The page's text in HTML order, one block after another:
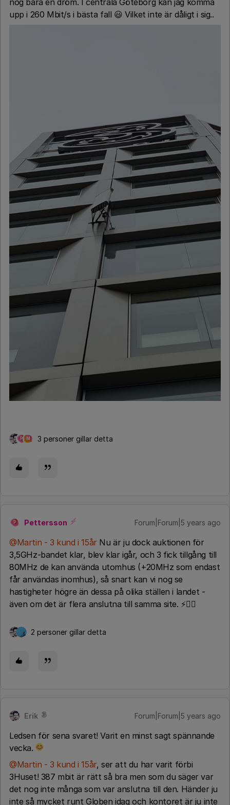
upp i 260 Mbit/s i bästa fall 😃 Vilket inte är dåligt i sig..
P M 3 personer gillar detta
P Pettersson Forum|Forum|5 years ago
@Martin - 3 kund i 15år Nu är ju dock auktionen för
3,5GHz-bandet klar, blev klar igår, och 3 fick tillgång till
80MHz de kan använda utomhus (+20MHz som endast
får användas inomhus), så snart kan vi nog se
hastigheter högre än dessa på olika ställen i landet -
även om det är flera anslutna till samma site. ⚡️🏃‍♂️
2 personer gillar detta
Erik Forum|Forum|5 years ago
Ledsen för sena svaret! Varit en minst sagt spännande
vecka.
@Martin - 3 kund i 15år, ser att du har varit förbi
3Huset! 387 mbit är rätt så bra men som du säger var
det nog inte många som var anslutna till den. Händer ju
inte så mycket runt Globen idag och kontoret är ju inte